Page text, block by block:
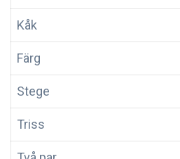
Kåk
Färg
Stege
Triss